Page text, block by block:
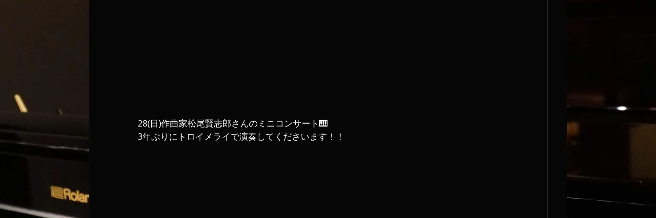
28(日)作曲家松尾賢志郎さんのミニコンサート🎹
3年ぶりにトロイメライで演奏してくださいます！！